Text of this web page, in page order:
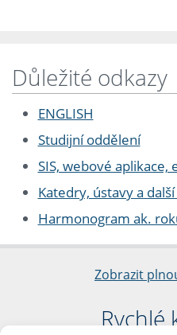
Důležité odkazy
ENGLISH
Studijní oddělení
SIS, webové aplikace,
Katedry, ústavy a
Harmonogram ak.
Zobrazit
Rychlé